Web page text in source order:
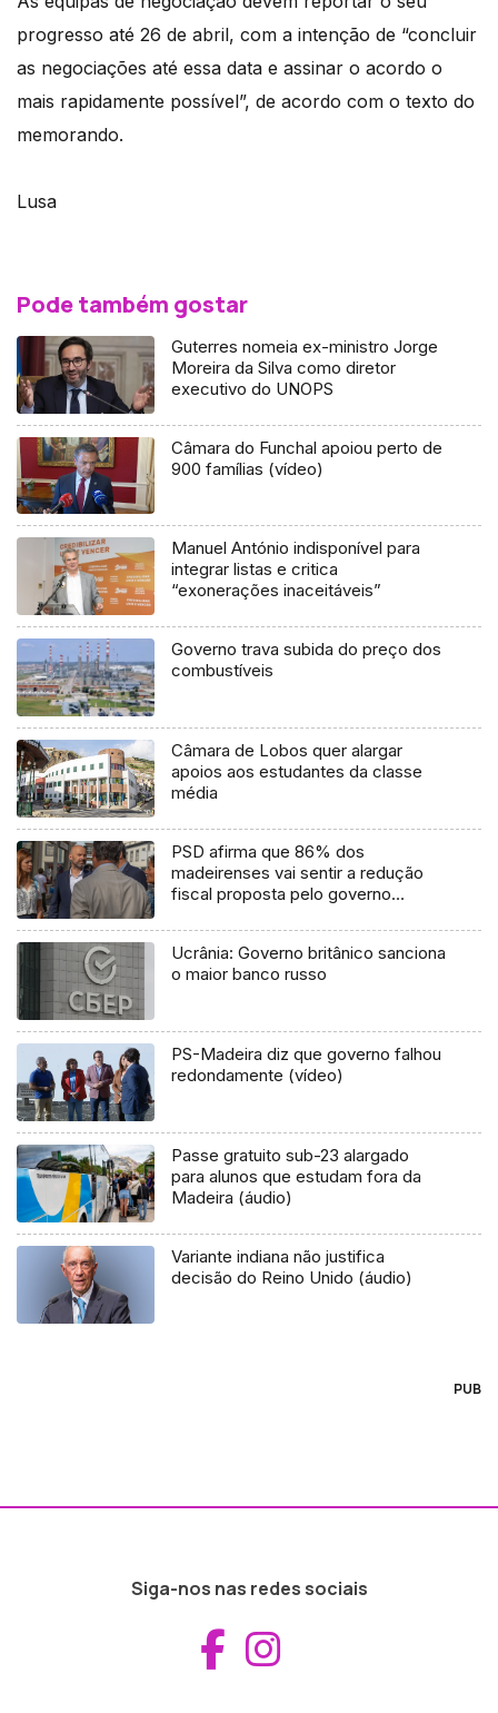
progresso até 26 de abril, com a intenção de “concluir
as negociações até essa data e assinar o acordo o
mais rapidamente possível”, de acordo com o texto do
memorando.
Lusa
Pode também gostar
Guterres nomeia ex-ministro Jorge
Moreira da Silva como diretor
executivo do UNOPS
Câmara do Funchal apoiou perto de
900 famílias (vídeo)
Manuel António indisponível para
integrar listas e critica
“exonerações inaceitáveis”
Governo trava subida do preço dos
combustíveis
Câmara de Lobos quer alargar
apoios aos estudantes da classe
média
PSD afirma que 86% dos
madeirenses vai sentir a redução
fiscal proposta pelo governo
Ucrânia: Governo britânico sanciona
o maior banco russo
PS-Madeira diz que governo falhou
redondamente (vídeo)
Passe gratuito sub-23 alargado
para alunos que estudam fora da
Madeira (áudio)
Variante indiana não justifica
decisão do Reino Unido (áudio)
PUB
Siga-nos nas redes sociais
Aceder ao